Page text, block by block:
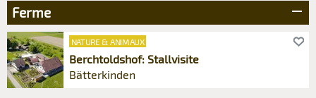
Jura bernois
Mittelland
Oberaargau
Seeland
Ferme
NATURE & ANIMAUX
Berchtoldshof: Stallvisite
Bätterkinden